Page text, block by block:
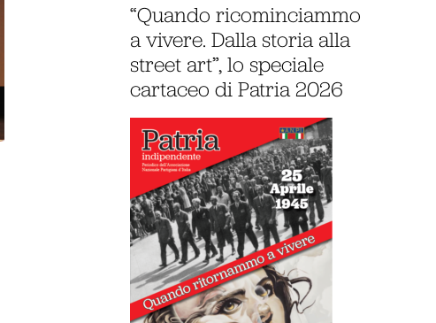
“Quando ricominciammo
a vivere. Dalla storia alla
street art”, lo speciale
cartaceo di Patria 2026